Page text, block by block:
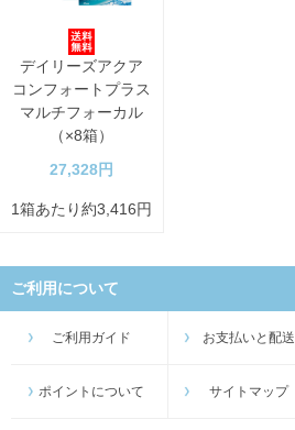
デイリーズアクア
コンフォートプラス
マルチフォーカル
（×8箱）
27,328円
1箱あたり約3,416円
ご利用について
ご利用ガイド お支払いと配送
ポイントについて サイトマップ